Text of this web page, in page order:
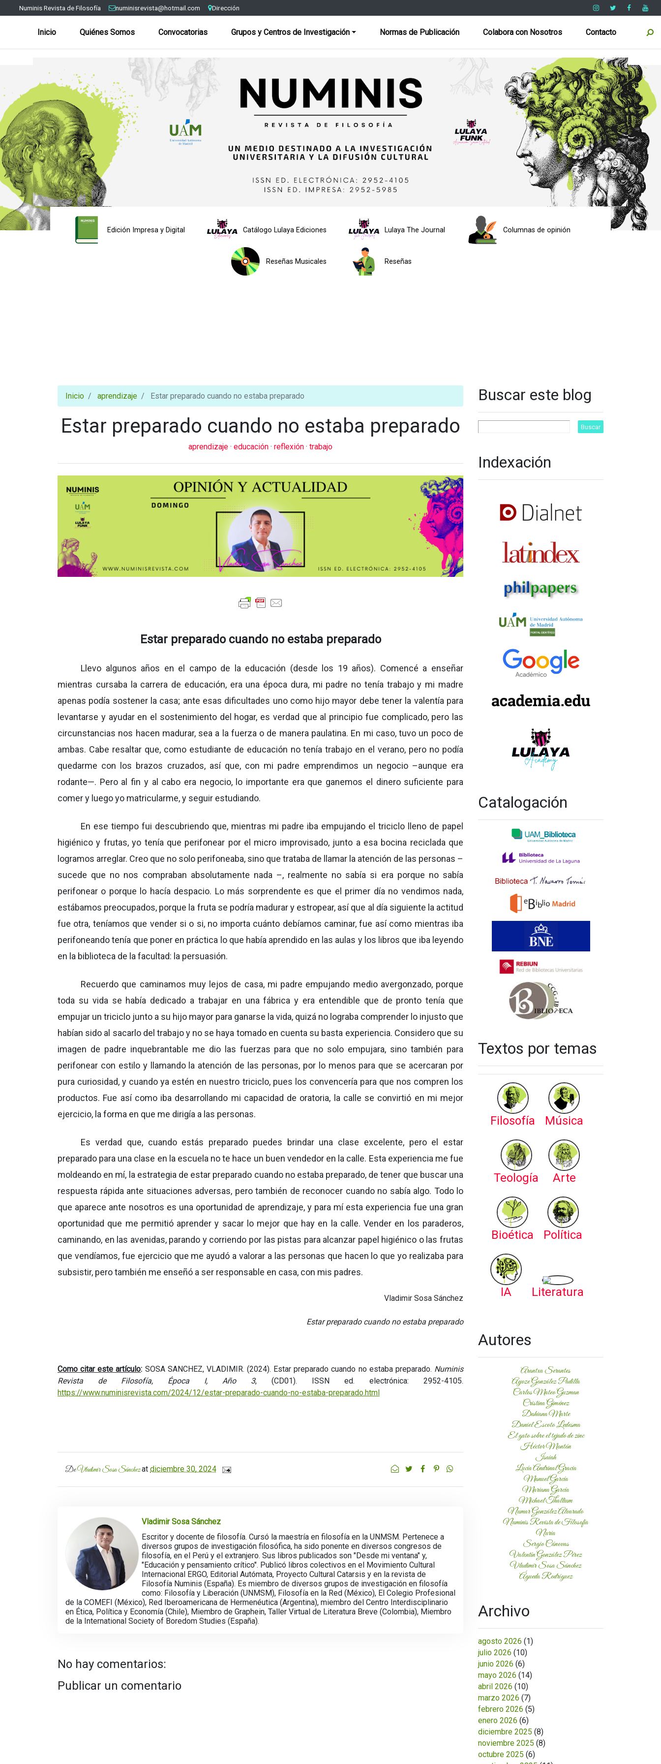
Numinis Revista de Filosofía numinisrevista@hotmail.com Dirección
Inicio Quiénes Somos Convocatorias Grupos y Centros de Investigación Normas de Publicación Colabora con Nosotros Contacto
Edición Impresa y Digital Catálogo Lulaya Ediciones Lulaya The Journal Columnas de opinión
Reseñas Musicales Reseñas
Inicio aprendizaje Estar preparado cuando no estaba preparado
Estar preparado cuando no estaba preparado
aprendizaje · educación · reflexión · trabajo
Estar preparado cuando no estaba preparado
Llevo algunos años en el campo de la educación (desde los 19 años). Comencé a enseñar
mientras cursaba la carrera de educación, era una época dura, mi padre no tenía trabajo y mi madre
apenas podía sostener la casa; ante esas dificultades uno como hijo mayor debe tener la valentía para
levantarse y ayudar en el sostenimiento del hogar, es verdad que al principio fue complicado, pero las
circunstancias nos hacen madurar, sea a la fuerza o de manera paulatina. En mi caso, tuvo un poco de
ambas. Cabe resaltar que, como estudiante de educación no tenía trabajo en el verano, pero no podía
quedarme con los brazos cruzados, así que, con mi padre emprendimos un negocio –aunque era
rodante—. Pero al fin y al cabo era negocio, lo importante era que ganemos el dinero suficiente para
comer y luego yo matricularme, y seguir estudiando.
En ese tiempo fui descubriendo que, mientras mi padre iba empujando el triciclo lleno de papel
higiénico y frutas, yo tenía que perifonear por el micro improvisado, junto a esa bocina reciclada que
logramos arreglar. Creo que no solo perifoneaba, sino que trataba de llamar la atención de las personas –
sucede que no nos compraban absolutamente nada –, realmente no sabía si era porque no sabía
perifonear o porque lo hacía despacio. Lo más sorprendente es que el primer día no vendimos nada,
estábamos preocupados, porque la fruta se podría madurar y estropear, así que al día siguiente la actitud
fue otra, teníamos que vender si o si, no importa cuánto debíamos caminar, fue así como mientras iba
perifoneando tenía que poner en práctica lo que había aprendido en las aulas y los libros que iba leyendo
en la biblioteca de la facultad: la persuasión.
Recuerdo que caminamos muy lejos de casa, mi padre empujando medio avergonzado, porque
toda su vida se había dedicado a trabajar en una fábrica y era entendible que de pronto tenía que
empujar un triciclo junto a su hijo mayor para ganarse la vida, quizá no lograba comprender lo injusto que
habían sido al sacarlo del trabajo y no se haya tomado en cuenta su basta experiencia. Considero que su
imagen de padre inquebrantable me dio las fuerzas para que no solo empujara, sino también para
perifonear con estilo y llamando la atención de las personas, por lo menos para que se acercaran por
pura curiosidad, y cuando ya estén en nuestro triciclo, pues los convencería para que nos compren los
productos. Fue así como iba desarrollando mi capacidad de oratoria, la calle se convirtió en mi mejor
ejercicio, la forma en que me dirigía a las personas.
Es verdad que, cuando estás preparado puedes brindar una clase excelente, pero el estar
preparado para una clase en la escuela no te hace un buen vendedor en la calle. Esta experiencia me fue
moldeando en mí, la estrategia de estar preparado cuando no estaba preparado, de tener que buscar una
respuesta rápida ante situaciones adversas, pero también de reconocer cuando no sabía algo. Todo lo
que aparece ante nosotros es una oportunidad de aprendizaje, y para mí esta experiencia fue una gran
oportunidad que me permitió aprender y sacar lo mejor que hay en la calle. Vender en los paraderos,
caminando, en las avenidas, parando y corriendo por las pistas para alcanzar papel higiénico o las frutas
que vendíamos, fue ejercicio que me ayudó a valorar a las personas que hacen lo que yo realizaba para
subsistir, pero también me enseñó a ser responsable en casa, con mis padres.
Vladimir Sosa Sánchez
Estar preparado cuando no estaba preparado
Como citar este artículo: SOSA SANCHEZ, VLADIMIR. (2024). Estar preparado cuando no estaba preparado. Numinis
Revista de Filosofía, Época I, Año 3, (CD01). ISSN ed. electrónica: 2952-4105.
https://www.numinisrevista.com/2024/12/estar-preparado-cuando-no-estaba-preparado.html
DeVladimir Sosa Sánchezat diciembre 30, 2024
Vladimir Sosa Sánchez
Escritor y docente de filosofía. Cursó la maestría en filosofía en la UNMSM. Pertenece a
diversos grupos de investigación filosófica, ha sido ponente en diversos congresos de
filosofía, en el Perú y el extranjero. Sus libros publicados son "Desde mi ventana" y,
"Educación y pensamiento crítico". Publicó libros colectivos en el Movimiento Cultural
Internacional ERGO, Editorial Autómata, Proyecto Cultural Catarsis y en la revista de
Filosofía Numinis (España). Es miembro de diversos grupos de investigación en filosofía
como: Filosofía y Liberación (UNMSM), Filosofía en la Red (México), El Colegio Profesional
de la COMEFI (México), Red Iberoamericana de Hermenéutica (Argentina), miembro del Centro Interdisciplinario
en Ética, Política y Economía (Chile), Miembro de Graphein, Taller Virtual de Literatura Breve (Colombia), Miembro
de la International Society of Boredom Studies (España).
No hay comentarios:
Publicar un comentario
Buscar este blog
Indexación
Catalogación
Textos por temas
Filosofía Música
Teología Arte
Bioética Política
IA Literatura
Autores
Arantxa Serantes
Ayoze González Padilla
Carlos Mateo Guzman
Cristina Giménez
Dahiana Marte
Daniel Escoto Ledesma
El gato sobre el tejado de zinc
Héctor Montón
Isaiah
Lucía Andrinal Gracia
Manuel García
Mariana García
Michael Thallium
Numar González Alvarado
Numinis Revista de Filosofía
Nuria
Sergio Cánovas
Valentín González Pérez
Vladimir Sosa Sánchez
Águeda Rodríguez
Archivo
agosto 2026 (1)
julio 2026 (10)
junio 2026 (6)
mayo 2026 (14)
abril 2026 (10)
marzo 2026 (7)
febrero 2026 (5)
enero 2026 (6)
diciembre 2025 (8)
noviembre 2025 (8)
octubre 2025 (6)